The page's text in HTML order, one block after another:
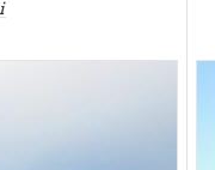
province di